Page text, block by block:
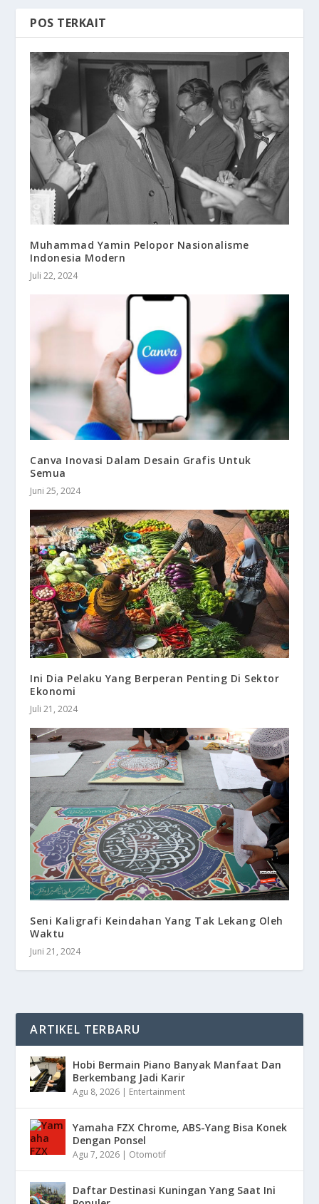
POS TERKAIT
Muhammad Yamin Pelopor Nasionalisme
Indonesia Modern
Juli 22, 2024
Canva Inovasi Dalam Desain Grafis Untuk
Semua
Juni 25, 2024
Ini Dia Pelaku Yang Berperan Penting Di Sektor
Ekonomi
Juli 21, 2024
Seni Kaligrafi Keindahan Yang Tak Lekang Oleh
Waktu
Juni 21, 2024
ARTIKEL TERBARU
Hobi Bermain Piano Banyak Manfaat Dan
Berkembang Jadi Karir
Agu 8, 2026 | Entertainment
Yamaha FZX Chrome, ABS-Yang Bisa Konek
Dengan Ponsel
Agu 7, 2026 | Otomotif
Daftar Destinasi Kuningan Yang Saat Ini